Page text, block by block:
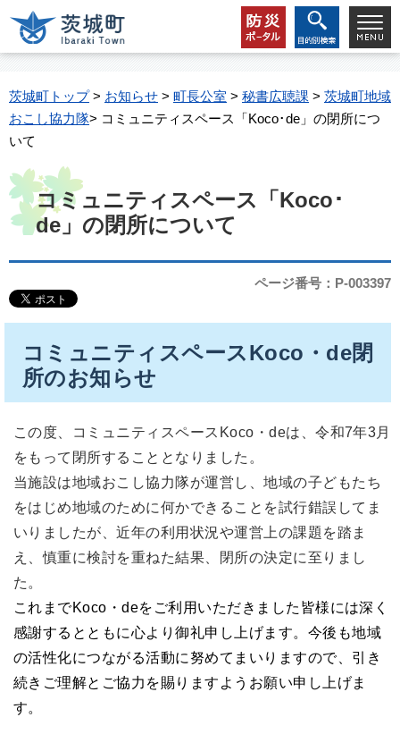
茨城町トップ> お知らせ > 町長公室 > 秘書広聴課 > 茨城町地域
おこし協力隊> コミュニティスペース「Koco･de」の閉所につ
いて
コミュニティスペース「Koco･
de」の閉所について
ページ番号：P-003397
コミュニティスペースKoco・de閉
所のお知らせ
この度、コミュニティスペースKoco・deは、令和7年3月
をもって閉所することとなりました。
当施設は地域おこし協力隊が運営し、地域の子どもたち
をはじめ地域のために何かできることを試行錯誤してま
いりましたが、近年の利用状況や運営上の課題を踏ま
え、慎重に検討を重ねた結果、閉所の決定に至りまし
た。
これまでKoco・deをご利用いただきました皆様には深く
感謝するとともに心より御礼申し上げます。今後も地域
の活性化につながる活動に努めてまいりますので、引き
続きご理解とご協力を賜りますようお願い申し上げま
す。